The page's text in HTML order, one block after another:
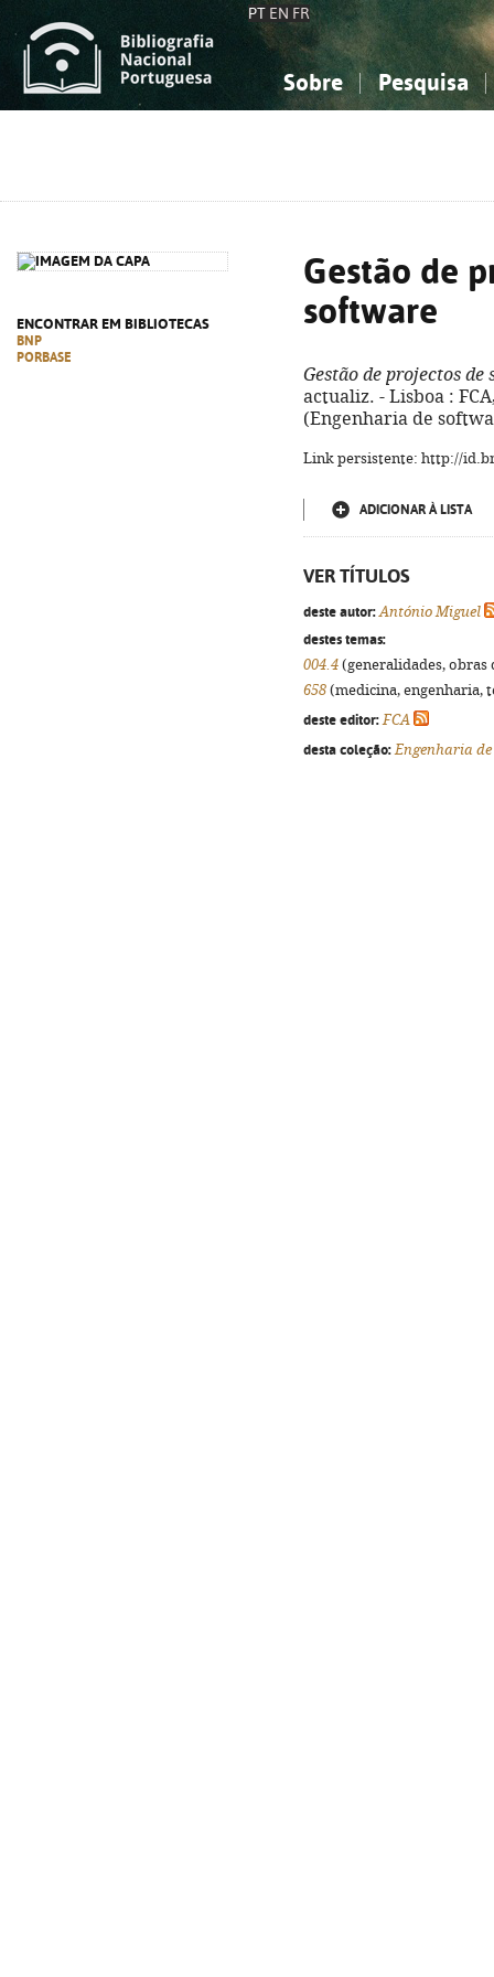
PT EN FR
Sobre Pesquisa
ENCONTRAR EM BIBLIOTECAS
BNP
PORBASE
Gestão de
software
Gestão de projectos de
actualiz. - Lisboa :
(Engenharia de
Link persistente: http://
ADICIONAR À LISTA
VER TÍTULOS
deste autor: António Miguel
destes temas:
004.4 (generalidades,
658 (medicina, engenharia,
deste editor: FCA
desta coleção: Engenharia